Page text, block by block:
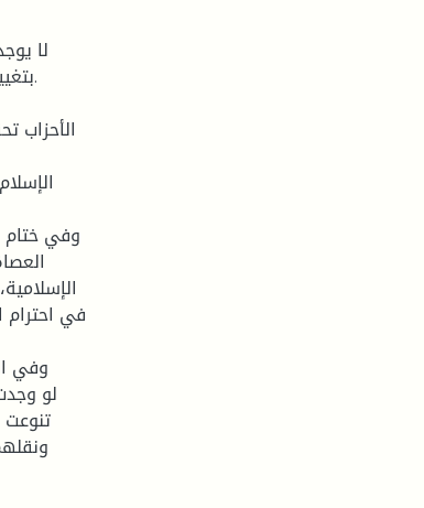
لا
الأحزاب
وفي ختام
في احترام
وفي
لو